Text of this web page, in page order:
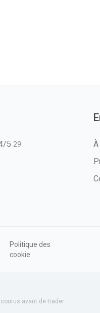
5 29
Politique des
cookie
avant de trader.